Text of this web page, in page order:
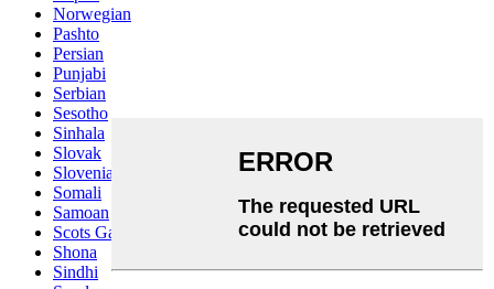
Norwegian
Pashto
Persian
Punjabi
Serbian
Sesotho
Sinhala
Slovak
Slovenian
Somali
Samoan
Scots Gaelic
Shona
Sindhi